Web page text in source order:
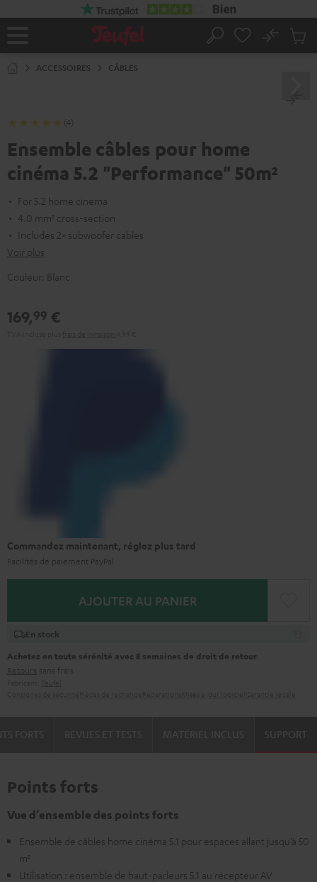
Page
Rechercher
No
ACCESSOIRES CÂBLES
(4)
Ensemble câbles pour home
cinéma 5.2 "Performance" 50m²
For 5.2 home cinema
4.0 mm² cross-section
Includes 2× subwoofer cables
Voir plus
Couleur: Blanc
169,99 €
Commandez maintenant, réglez plus tard
Facilités de paiement PayPal
AJOUTER AU PANIER
En stock
Achetez en toute sérénité avec 8 semaines de droit de retour
Retours sans frais
SUPPORT
Points forts
Vue d’ensemble des points forts
Ensemble de câbles home cinéma 5.1 pour espaces allant jusqu’à 50
m²
Utilisation : ensemble de haut-parleurs 5.1 au récepteur AV